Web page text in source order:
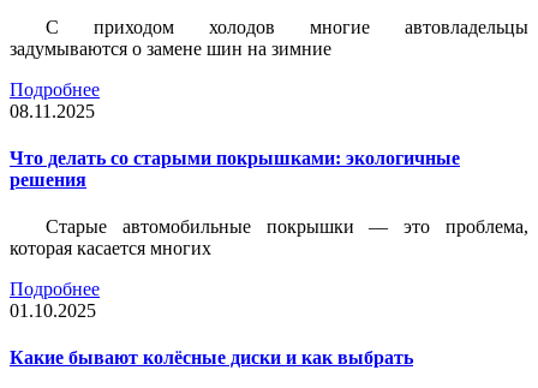
С приходом холодов многие автовладельцы
задумываются о замене шин на зимние
Подробнее
08.11.2025
Что делать со старыми покрышками: экологичные
решения
Старые автомобильные покрышки — это проблема,
которая касается многих
Подробнее
01.10.2025
Какие бывают колёсные диски и как выбрать